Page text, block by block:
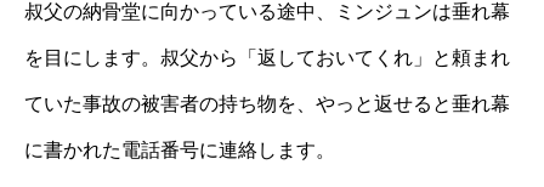
叔父の納骨堂に向かっている途中、ミンジュンは垂れ幕
を目にします。叔父から「返しておいてくれ」と頼まれ
ていた事故の被害者の持ち物を、やっと返せると垂れ幕
に書かれた電話番号に連絡します。